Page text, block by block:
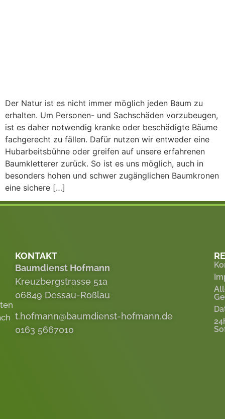
Der Natur ist es nicht immer möglich jeden Baum zu
erhalten. Um Personen- und Sachschäden vorzubeugen,
ist es daher notwendig kranke oder beschädigte Bäume
fachgerecht zu fällen. Dafür nutzen wir entweder eine
Hubarbeitsbühne oder greifen auf unsere erfahrenen
Baumkletterer zurück. So ist es uns möglich, auch in
besonders hohen und schwer zugänglichen Baumkronen
eine sichere […]
KONTAKT
Baumdienst Hofmann
Kreuzbergstrasse 51a
06849 Dessau-Roßlau
t.hofmann@baumdienst-hofmann.de
0163 5667010